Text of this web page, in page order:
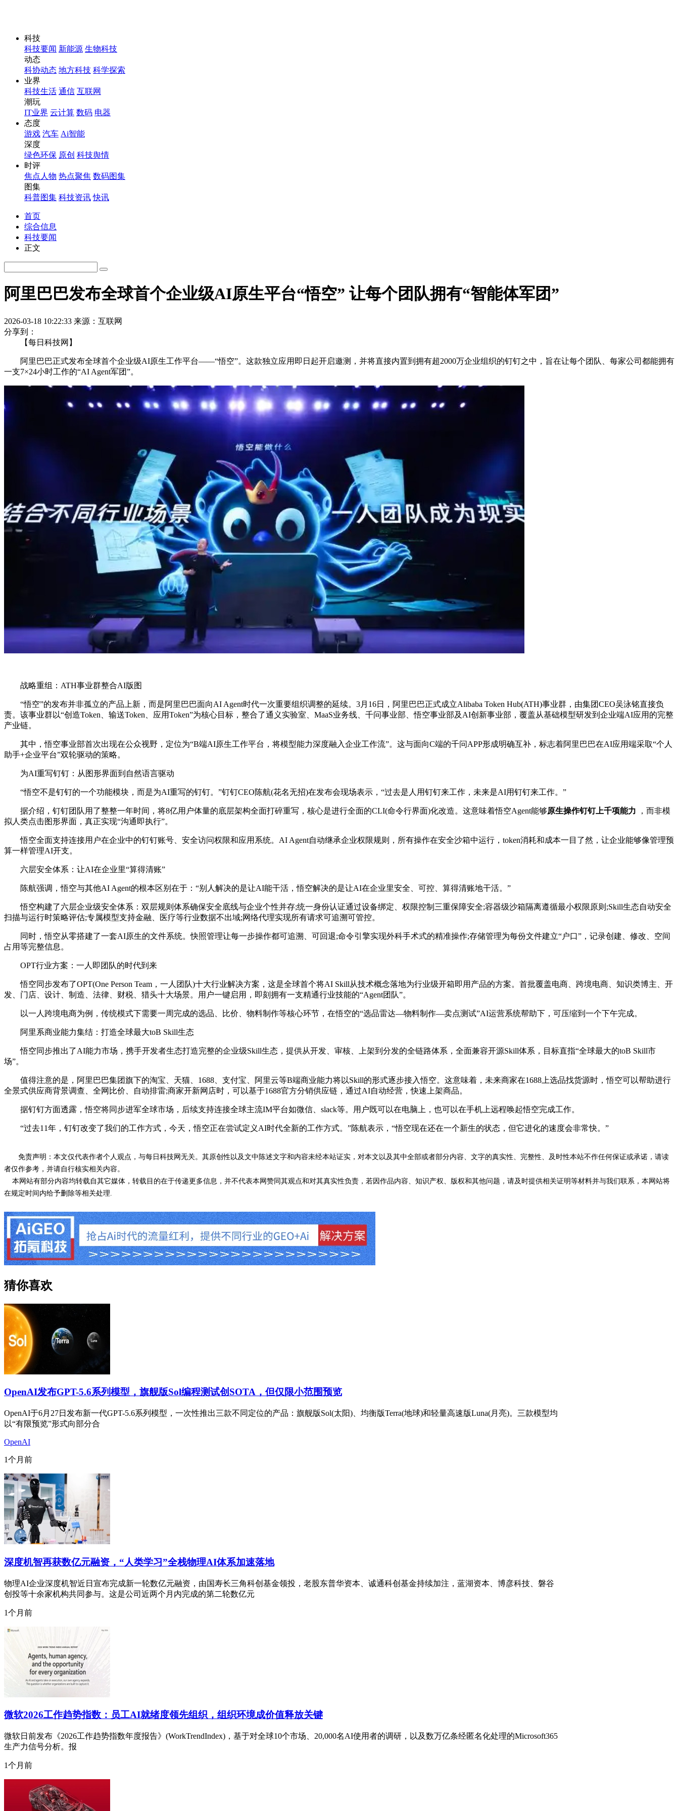
科技
科技要闻 新能源 生物科技
动态
科协动态 地方科技 科学探索
业界
科技生活 通信 互联网
潮玩
IT业界 云计算 数码 电器
态度
游戏 汽车 Ai智能
深度
绿色环保 原创 科技舆情
时评
焦点人物 热点聚焦 数码图集
图集
科普图集 科技资讯 快讯
首页
综合信息
科技要闻
正文
阿里巴巴发布全球首个企业级AI原生平台“悟空” 让每个团队拥有“智能体军团”
2026-03-18 10:22:33 来源：互联网
分享到：
【每日科技网】
阿里巴巴正式发布全球首个企业级AI原生工作平台——“悟空”。这款独立应用即日起开启邀测，并将直接内置到拥有超2000万企业组织的钉钉之中，旨在让每个团队、每家公司都能拥有
一支7×24小时工作的“AI Agent军团”。
战略重组：ATH事业群整合AI版图
“悟空”的发布并非孤立的产品上新，而是阿里巴巴面向AI Agent时代一次重要组织调整的延续。3月16日，阿里巴巴正式成立Alibaba Token Hub(ATH)事业群，由集团CEO吴泳铭直接负
责。该事业群以“创造Token、输送Token、应用Token”为核心目标，整合了通义实验室、MaaS业务线、千问事业部、悟空事业部及AI创新事业部，覆盖从基础模型研发到企业端AI应用的完整
产业链。
其中，悟空事业部首次出现在公众视野，定位为“B端AI原生工作平台，将模型能力深度融入企业工作流”。这与面向C端的千问APP形成明确互补，标志着阿里巴巴在AI应用端采取“个人
助手+企业平台”双轮驱动的策略。
为AI重写钉钉：从图形界面到自然语言驱动
“悟空不是钉钉的一个功能模块，而是为AI重写的钉钉。”钉钉CEO陈航(花名无招)在发布会现场表示，“过去是人用钉钉来工作，未来是AI用钉钉来工作。”
据介绍，钉钉团队用了整整一年时间，将8亿用户体量的底层架构全面打碎重写，核心是进行全面的CLI(命令行界面)化改造。这意味着悟空Agent能够原生操作钉钉上千项能力 ，而非模
拟人类点击图形界面，真正实现“沟通即执行”。
悟空全面支持连接用户在企业中的钉钉账号、安全访问权限和应用系统。AI Agent自动继承企业权限规则，所有操作在安全沙箱中运行，token消耗和成本一目了然，让企业能够像管理预
算一样管理AI开支。
六层安全体系：让AI在企业里“算得清账”
陈航强调，悟空与其他AI Agent的根本区别在于：“别人解决的是让AI能干活，悟空解决的是让AI在企业里安全、可控、算得清账地干活。”
悟空构建了六层企业级安全体系：双层规则体系确保安全底线与企业个性并存;统一身份认证通过设备绑定、权限控制三重保障安全;容器级沙箱隔离遵循最小权限原则;Skill生态自动安全
扫描与运行时策略评估;专属模型支持金融、医疗等行业数据不出域;网络代理实现所有请求可追溯可管控。
同时，悟空从零搭建了一套AI原生的文件系统。快照管理让每一步操作都可追溯、可回退;命令引擎实现外科手术式的精准操作;存储管理为每份文件建立“户口”，记录创建、修改、空间
占用等完整信息。
OPT行业方案：一人即团队的时代到来
悟空同步发布了OPT(One Person Team，一人团队)十大行业解决方案，这是全球首个将AI Skill从技术概念落地为行业级开箱即用产品的方案。首批覆盖电商、跨境电商、知识类博主、开
发、门店、设计、制造、法律、财税、猎头十大场景。用户一键启用，即刻拥有一支精通行业技能的“Agent团队”。
以一人跨境电商为例，传统模式下需要一周完成的选品、比价、物料制作等核心环节，在悟空的“选品雷达—物料制作—卖点测试”AI运营系统帮助下，可压缩到一个下午完成。
阿里系商业能力集结：打造全球最大toB Skill生态
悟空同步推出了AI能力市场，携手开发者生态打造完整的企业级Skill生态，提供从开发、审核、上架到分发的全链路体系，全面兼容开源Skill体系，目标直指“全球最大的toB Skill市
场”。
值得注意的是，阿里巴巴集团旗下的淘宝、天猫、1688、支付宝、阿里云等B端商业能力将以Skill的形式逐步接入悟空。这意味着，未来商家在1688上选品找货源时，悟空可以帮助进行
全景式供应商背景调查、全网比价、自动排雷;商家开新网店时，可以基于1688官方分销供应链，通过AI自动经营，快速上架商品。
据钉钉方面透露，悟空将同步进军全球市场，后续支持连接全球主流IM平台如微信、slack等。用户既可以在电脑上，也可以在手机上远程唤起悟空完成工作。
“过去11年，钉钉改变了我们的工作方式，今天，悟空正在尝试定义AI时代全新的工作方式。”陈航表示，“悟空现在还在一个新生的状态，但它进化的速度会非常快。”
免责声明：本文仅代表作者个人观点，与每日科技网无关。其原创性以及文中陈述文字和内容未经本站证实，对本文以及其中全部或者部分内容、文字的真实性、完整性、及时性本站不作任何保证或承诺，请读
者仅作参考，并请自行核实相关内容。
本网站有部分内容均转载自其它媒体，转载目的在于传递更多信息，并不代表本网赞同其观点和对其真实性负责，若因作品内容、知识产权、版权和其他问题，请及时提供相关证明等材料并与我们联系，本网站将
在规定时间内给予删除等相关处理.
猜你喜欢
OpenAI发布GPT-5.6系列模型，旗舰版Sol编程测试创SOTA，但仅限小范围预览
OpenAI于6月27日发布新一代GPT-5.6系列模型，一次性推出三款不同定位的产品：旗舰版Sol(太阳)、均衡版Terra(地球)和轻量高速版Luna(月亮)。三款模型均
以“有限预览”形式向部分合
OpenAI
1个月前
深度机智再获数亿元融资，“人类学习”全栈物理AI体系加速落地
物理AI企业深度机智近日宣布完成新一轮数亿元融资，由国寿长三角科创基金领投，老股东普华资本、诚通科创基金持续加注，蓝湖资本、博彦科技、磐谷
创投等十余家机构共同参与。这是公司近两个月内完成的第二轮数亿元
1个月前
微软2026工作趋势指数：员工AI就绪度领先组织，组织环境成价值释放关键
微软日前发布《2026工作趋势指数年度报告》(WorkTrendIndex)，基于对全球10个市场、20,000名AI使用者的调研，以及数万亿条经匿名化处理的Microsoft365
生产力信号分析。报
1个月前